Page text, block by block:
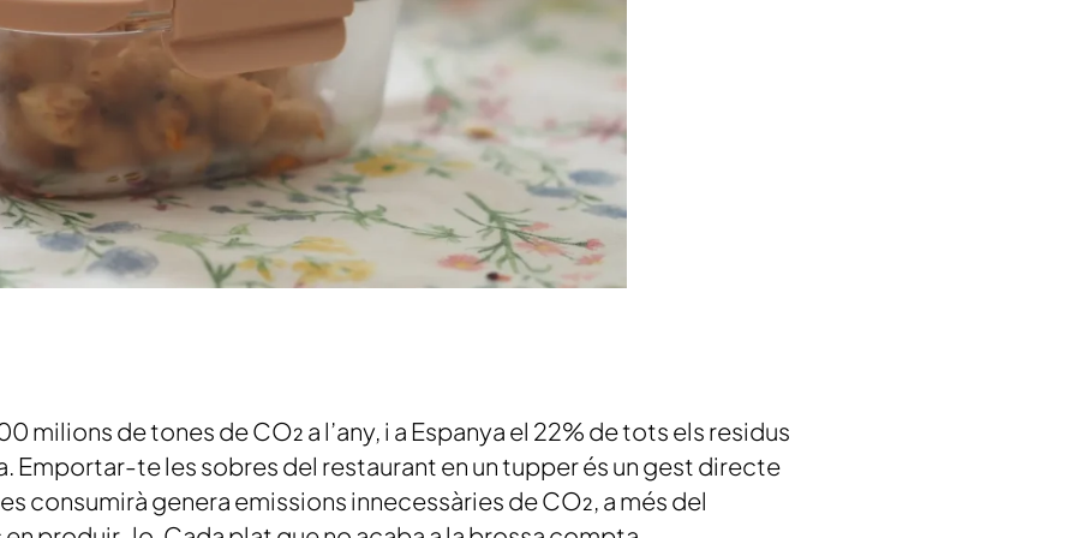
de tones de CO₂ a l’any, i a Espanya el 22% de tots els residus
Emportar-te les sobres del restaurant en un tupper és un gest directe
consumirà genera emissions innecessàries de CO₂, a més del